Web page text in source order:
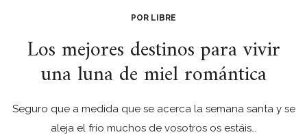
POR LIBRE
Los mejores destinos para vivir
una luna de miel romántica
Seguro que a medida que se acerca la semana santa y se
aleja el frío muchos de vosotros os estáis…